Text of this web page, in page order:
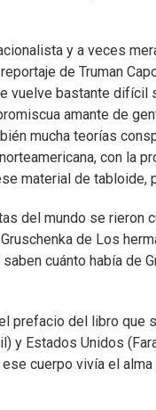
y a veces
de Truman
bastante difícil
amante de
mucha teorías
con la
material de tabloide,
del mundo se rieron
de Los
cuánto había de
prefacio del libro que
Estados Unidos
cuerpo vivía el